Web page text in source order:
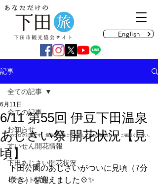
English
記事
全ての記事
お知らせ
すいせん開花情報
下田あじさい開花状況
イベント情報
全ての記事
6/11 第55回 伊豆下田温泉
あじさい祭 開花状況【見
頃】
6月11日
下田公園のあじさいがついに見頃（7分
咲き）を迎えました💠✨
のブログ記事です。最新の情報につきましてはお問い合わせ、ご確認ください。